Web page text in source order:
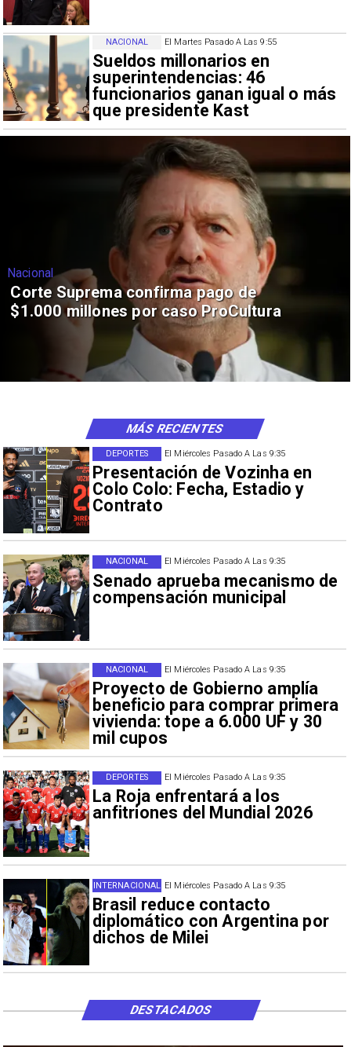
El Martes Pasado A Las 9:55
Sueldos millonarios en
superintendencias: 46
funcionarios ganan igual o más
que presidente Kast
NACIONAL
Nacional
Corte Suprema confirma pago de
$1.000 millones por caso ProCultura
El Miércoles Pasado A Las 9:35
Presentación de Vozinha en
Colo Colo: Fecha, Estadio y
Contrato
DEPORTES
El Miércoles Pasado A Las 9:35
Senado aprueba mecanismo de
compensación municipal
NACIONAL
El Miércoles Pasado A Las 9:35
Proyecto de Gobierno amplía
beneficio para comprar primera
vivienda: tope a 6.000 UF y 30
mil cupos
NACIONAL
El Miércoles Pasado A Las 9:35
La Roja enfrentará a los
anfitriones del Mundial 2026
DEPORTES
El Miércoles Pasado A Las 9:35
Brasil reduce contacto
diplomático con Argentina por
dichos de Milei
INTERNACIONAL
MÁS RECIENTES
DESTACADOS